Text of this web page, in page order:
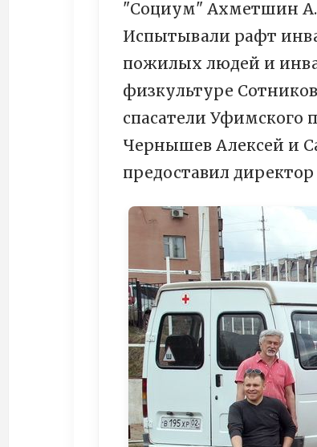
"Социум" Ахметшин
Испытывали рафт
пожилых людей и
физкультуре
спасатели Уфимского
Чернышев Алексей и
предоставил